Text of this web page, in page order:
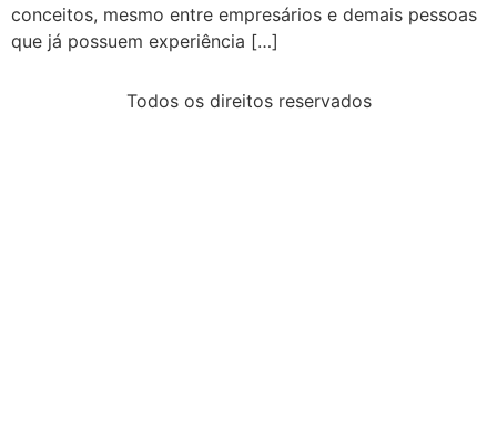
Fale com um advogado
conceitos, mesmo entre empresários e demais pessoas
que já possuem experiência […]
Todos os direitos reservados